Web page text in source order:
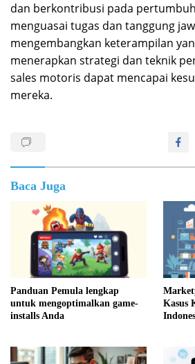
dan berkontribusi pada
menguasai tugas dan tanggung
mengembangkan keterampilan
menerapkan strategi dan teknik
sales motoris dapat mencapai
mereka.
Baca Juga
Panduan Pemula lengkap
untuk mengoptimalkan game-
installs Anda
Kasus